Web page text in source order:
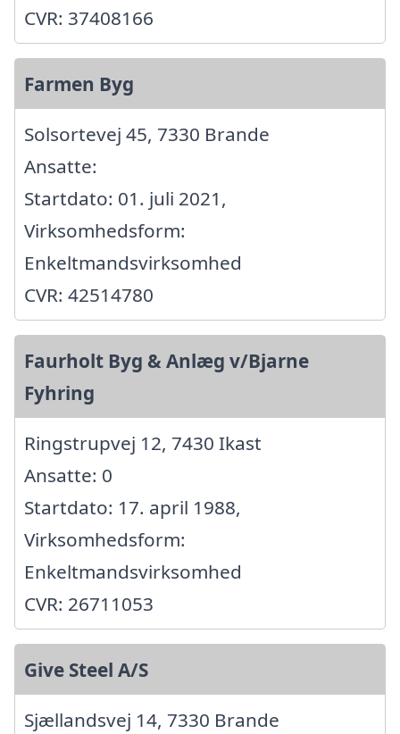
CVR: 37408166
Farmen Byg
Solsortevej 45, 7330 Brande
Ansatte:
Startdato: 01. juli 2021,
Virksomhedsform:
Enkeltmandsvirksomhed
CVR: 42514780
Faurholt Byg & Anlæg v/Bjarne
Fyhring
Ringstrupvej 12, 7430 Ikast
Ansatte: 0
Startdato: 17. april 1988,
Virksomhedsform:
Enkeltmandsvirksomhed
CVR: 26711053
Give Steel A/S
Sjællandsvej 14, 7330 Brande